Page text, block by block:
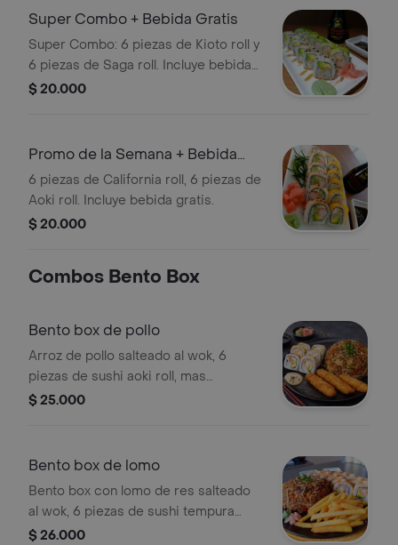
Super Combo + Bebida Gratis
Super Combo: 6 piezas de Kioto roll y
6 piezas de Saga roll. Incluye bebida
gratis.
$ 20.000
Promo de la Semana + Bebida
Gratis
6 piezas de California roll, 6 piezas de
Aoki roll. Incluye bebida gratis.
$ 20.000
Combos Bento Box
Bento box de pollo
Arroz de pollo salteado al wok, 6
piezas de sushi aoki roll, mas
acompañamiento a eleccion.
$ 25.000
Bento box de lomo
Bento box con lomo de res salteado
al wok, 6 piezas de sushi tempura
mas acompañamiento a eleccion.
$ 26.000